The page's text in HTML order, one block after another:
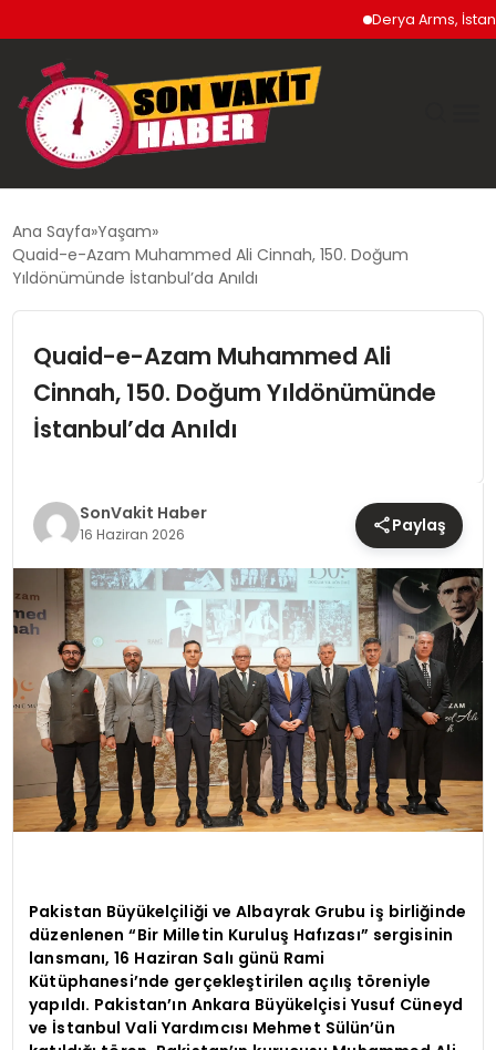
Derya Arms,
SIYASET
EKONOMI
TEKNOLOJI
YAŞAM
Ana Sayfa Yaşam
Quaid-e-Azam Muhammed Ali Cinnah, 150. Doğum
Yıldönümünde İstanbul’da Anıldı
Quaid-e-Azam Muhammed Ali
Cinnah, 150. Doğum Yıldönümünde
İstanbul’da Anıldı
SonVakit Haber
16 Haziran 2026 Paylaş
Pakistan Büyükelçiliği ve Albayrak Grubu iş birliğinde
düzenlenen “Bir Milletin Kuruluş Hafızası” sergisinin
lansmanı, 16 Haziran Salı günü Rami
Kütüphanesi’nde gerçekleştirilen açılış töreniyle
yapıldı. Pakistan’ın Ankara Büyükelçisi Yusuf Cüneyd
ve İstanbul Vali Yardımcısı Mehmet Sülün’ün